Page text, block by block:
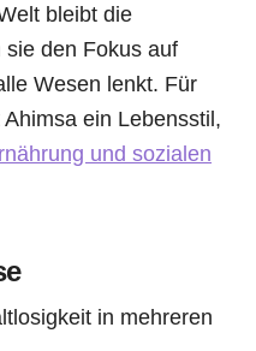
bleibt die
den Fokus auf
Wesen lenkt. Für
ein Lebensstil,
und sozialen
in mehreren